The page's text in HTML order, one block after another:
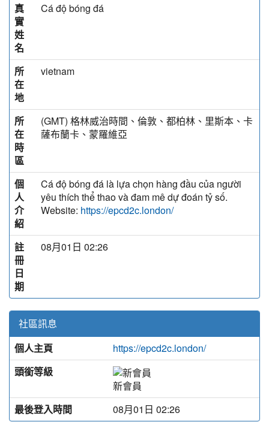
真
實
姓
名
Cá độ bóng đá
所
在
地
vietnam
所
在
時
區
(GMT) 格林威治時間、倫敦、都柏林、里斯本、卡
薩布蘭卡、蒙羅維亞
個
人
介
紹
Cá độ bóng đá là lựa chọn hàng đầu của người
yêu thích thể thao và đam mê dự đoán tỷ số.
Website: https://epcd2c.london/
註
冊
日
期
08月01日 02:26
社區訊息
個人主頁
https://epcd2c.london/
頭銜等級
新會員
最後登入時間
08月01日 02:26